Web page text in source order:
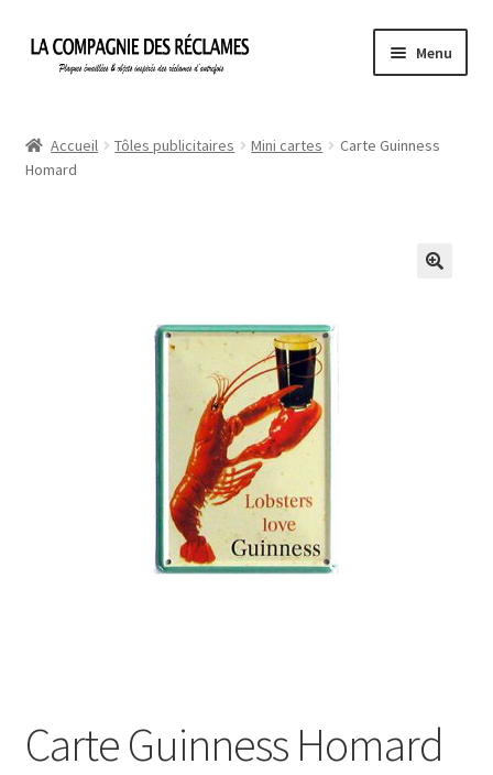
Aller
Aller
Menu
À propos de La Compagnie des Réclames
Politique de confidentialité
Une histoire de plaques émaillées
Accueil Tôles publicitaires Mini cartes
Carte Guinness
Homard
Carte Guinness Homard